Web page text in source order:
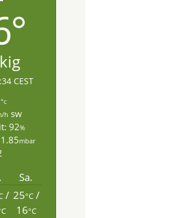
CEST
°c
h sw
92%
mbar
Sa.
/ 25°C/
16°C